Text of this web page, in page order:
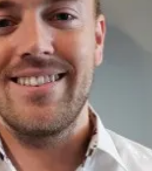
Nora velkommen til oss!
velkommen som
. Nora startet hos oss i mars 2026. Nora har
økonomi, regnskap og finansledelse. Hun
, hvor hun opparbeidet seg
innen revisjon og finansiell rapportering.
sentrale roller hos Scandic Hotels ,
Manager og Director of Shared
disse rollene har hun arbeidet med